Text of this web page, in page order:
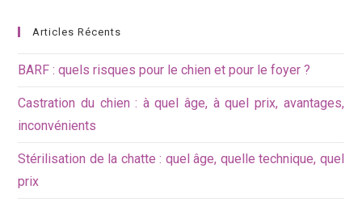
Articles Récents
BARF : quels risques pour le chien et pour le foyer ?
Castration du chien : à quel âge, à quel prix, avantages,
inconvénients
Stérilisation de la chatte : quel âge, quelle technique, quel
prix